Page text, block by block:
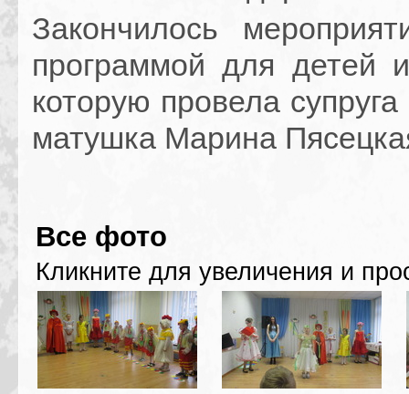
Закончилось
программой для детей
которую провела супруга
матушка Марина
Все фото
Кликните для увеличения и